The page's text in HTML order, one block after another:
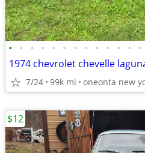
• • • • • • • • • • • • •
1974 chevrolet chevelle
7/24 99k mi oneonta new
$12